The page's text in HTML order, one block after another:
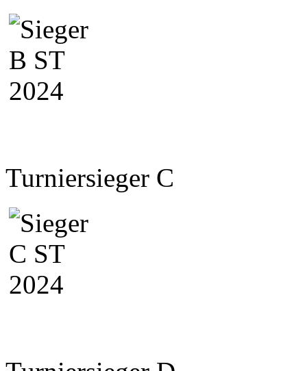
Turniersieger C